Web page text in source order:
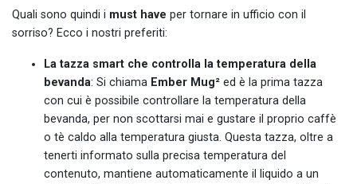
Quali sono quindi i must have per tornare in ufficio con il
sorriso? Ecco i nostri preferiti:
La tazza smart che controlla la temperatura della
bevanda: Si chiama Ember Mug² ed è la prima tazza
con cui è possibile controllare la temperatura della
bevanda, per non scottarsi mai e gustare il proprio caffè
o tè caldo alla temperatura giusta. Questa tazza, oltre a
tenerti informato sulla precisa temperatura del
contenuto, mantiene automaticamente il liquido a un